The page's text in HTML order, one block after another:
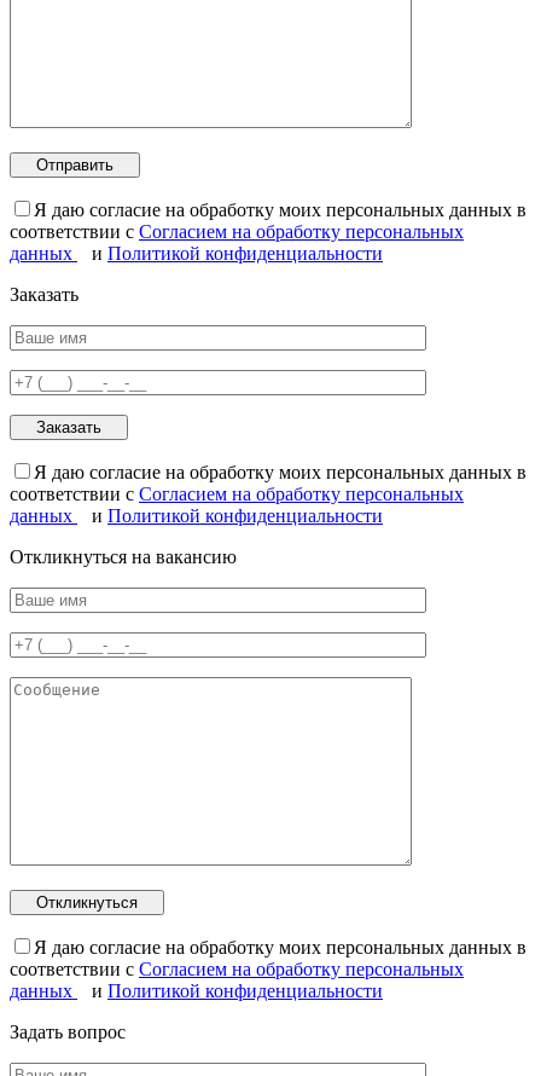
Я даю согласие на обработку моих персональных данных в
соответствии с Согласием на обработку персональных
данных
и Политикой конфиденциальности
Заказать
Я даю согласие на обработку моих персональных данных в
соответствии с Согласием на обработку персональных
данных
и Политикой конфиденциальности
Откликнуться на вакансию
Я даю согласие на обработку моих персональных данных в
соответствии с Согласием на обработку персональных
данных
и Политикой конфиденциальности
Задать вопрос